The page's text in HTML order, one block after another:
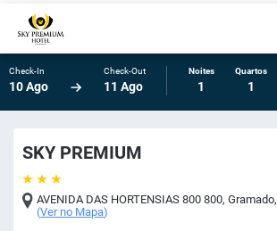
Check-In
10 Ago
Check-Out
11 Ago
Noites
1
Quartos
1
SKY PREMIUM
AVENIDA DAS HORTENSIAS 800 800,Gramado,
(Ver no Mapa)